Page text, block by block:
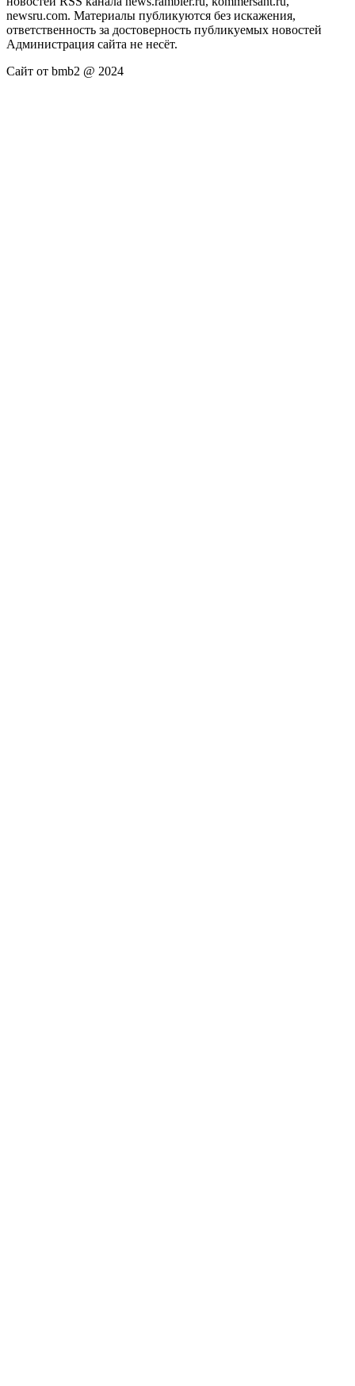
newsru.com. Материалы публикуются без искажения,
ответственность за достоверность публикуемых новостей
Администрация сайта не несёт.
Сайт от bmb2 @ 2024